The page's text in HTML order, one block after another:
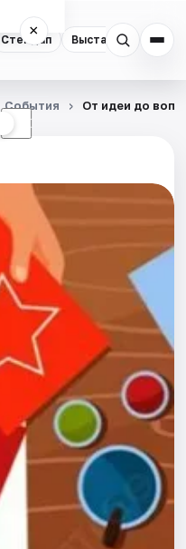
Стендап Выставки
×
☾
События От идеи до